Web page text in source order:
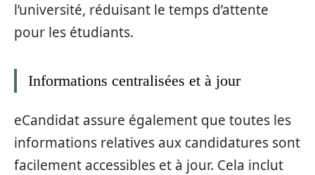
l’université, réduisant le temps d’attente
pour les étudiants.
Informations centralisées et à jour
eCandidat assure également que toutes les
informations relatives aux candidatures sont
facilement accessibles et à jour. Cela inclut